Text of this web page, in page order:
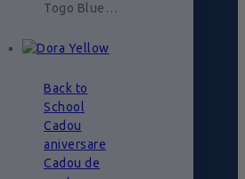
Togo Blue…
Back to
School
Cadou
aniversare
Cadou de